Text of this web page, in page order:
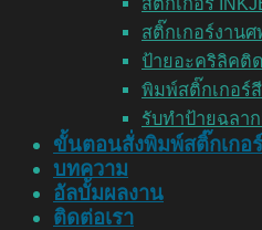
สติ๊กเกอร์งานศ
ป้ายอะคริลิคติ
พิมพ์สติ๊กเกอร์สี
รับทำป้ายฉลา
ขั้นตอนสั่งพิมพ์สติ๊กเกอร์
บทความ
อัลบั้มผลงาน
ติดต่อเรา